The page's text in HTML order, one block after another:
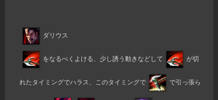
ダリウス
をなるべくよける、少し誘う動きなどして が切
れたタイミングでハラス、このタイミングで で引っ張ら